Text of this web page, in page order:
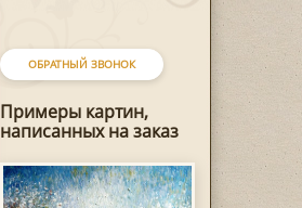
ОБРАТНЫЙ ЗВОНОК
Примеры картин,
написанных на заказ